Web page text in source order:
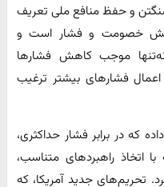
و حفظ منافع ملی تعریف
خصومت و فشار است و
نه‌تنها موجب کاهش فشارها
فشارهای بیشتر ترغیب
که در برابر فشار حداکثری،
اتخاذ راهبردهای متناسب،
تحریم‌های جدید آمریکا، که